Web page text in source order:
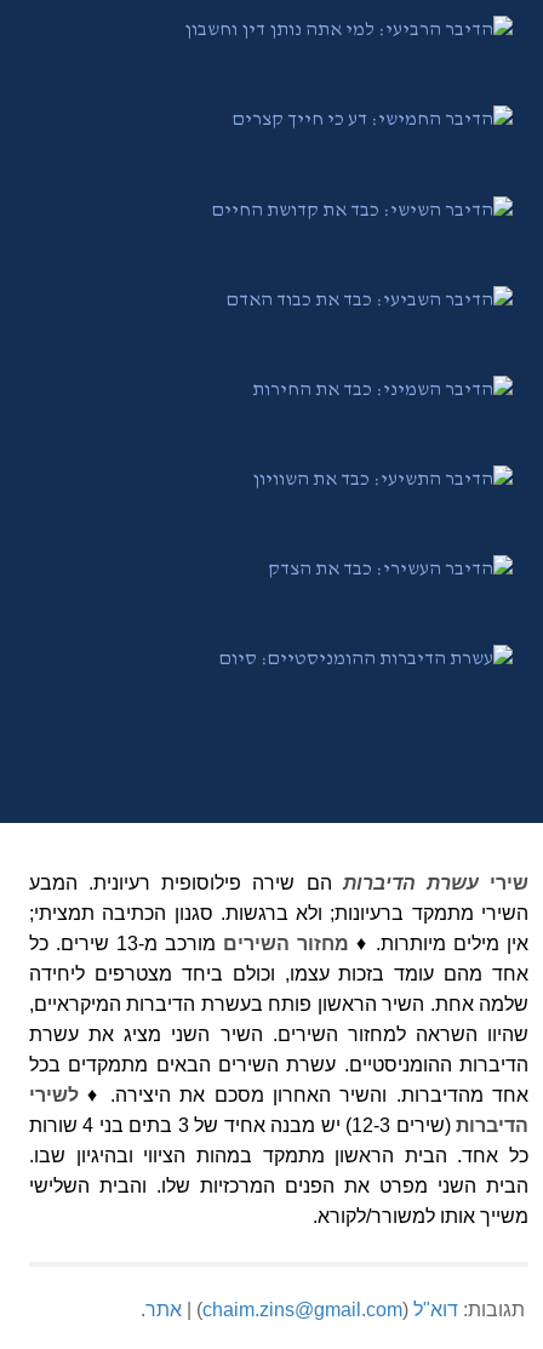
שירי עשרת הדיברות הם שירה פילוסופית רעיונית. המבע
השירי מתמקד ברעיונות; ולא ברגשות. סגנון הכתיבה תמציתי;
אין מילים מיותרות. ♦ מחזור השירים
מורכב מ-13 שירים. כל
אחד מהם עומד בזכות עצמו, וכולם ביחד מצטרפים ליחידה
שלמה אחת. השיר הראשון פותח בעשרת הדיברות המיקראיים,
שהיוו השראה למחזור השירים. השיר השני מציג את עשרת
הדיברות ההומניסטיים. עשרת השירים הבאים מתמקדים בכל
אחד מהדיברות. והשיר האחרון מסכם את היצירה. ♦ לשירי
הדיברות
(שירים 12-3) יש מבנה אחיד של 3 בתים בני 4 שורות
כל אחד. הבית הראשון מתמקד במהות הציווי ובהיגיון שבו.
הבית השני מפרט את הפנים המרכזיות שלו. והבית השלישי
משייך אותו למשורר/לקורא.
תגובות: דוא"ל (
chaim.zins@gmail.com
) | אתר.